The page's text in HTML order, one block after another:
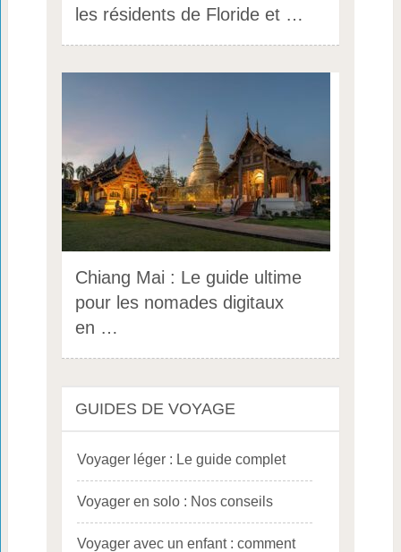
les résidents de Floride et …
Chiang Mai : Le guide ultime
pour les nomades digitaux
en …
GUIDES DE VOYAGE
Voyager léger : Le guide complet
Voyager en solo : Nos conseils
Voyager avec un enfant : comment